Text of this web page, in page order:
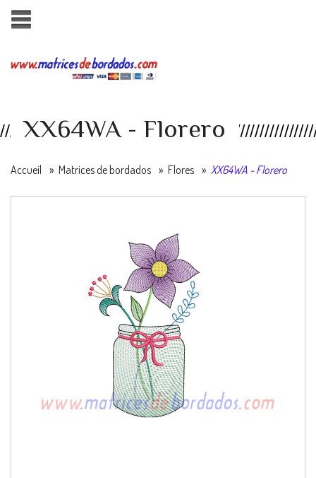
XX64WA - Florero
Accueil » Matrices de bordados » Flores » XX64WA - Florero